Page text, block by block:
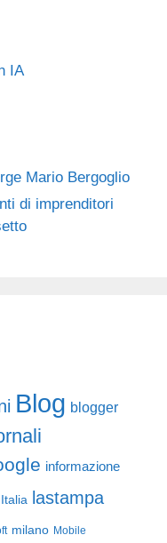
IA
Mario Bergoglio
di imprenditori
Blog blogger
informazione
Italia lastampa
milano Mobile